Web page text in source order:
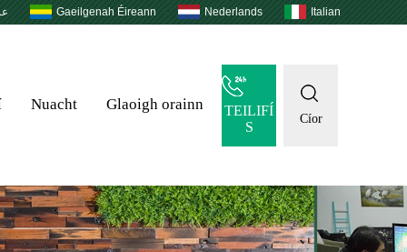
Gaeilgenah Éireann Nederlands Italian
Nuacht Glaoigh orainn
TEILIFÍ
S
Cíor